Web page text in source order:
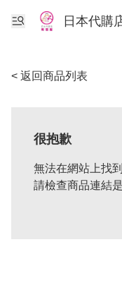
日本代購
< 返回商品列表
很抱歉
無法在網站上找
請檢查商品連結